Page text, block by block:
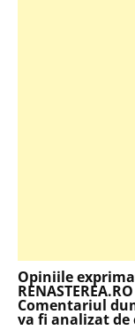
Opiniile
Comentariul
va fi analizat